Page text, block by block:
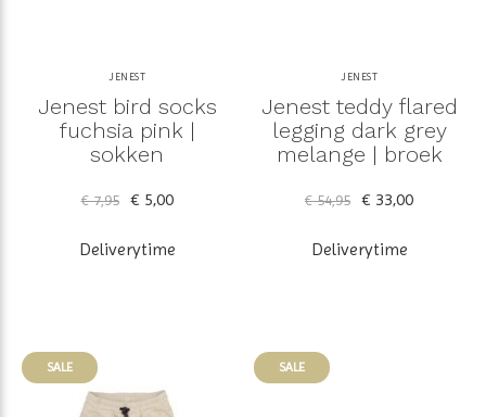
JENEST
Jenest bird socks
fuchsia pink |
sokken
€ 7,95 € 5,00
Deliverytime
JENEST
Jenest teddy flared
legging dark grey
melange | broek
€ 54,95 € 33,00
Deliverytime
SALE SALE